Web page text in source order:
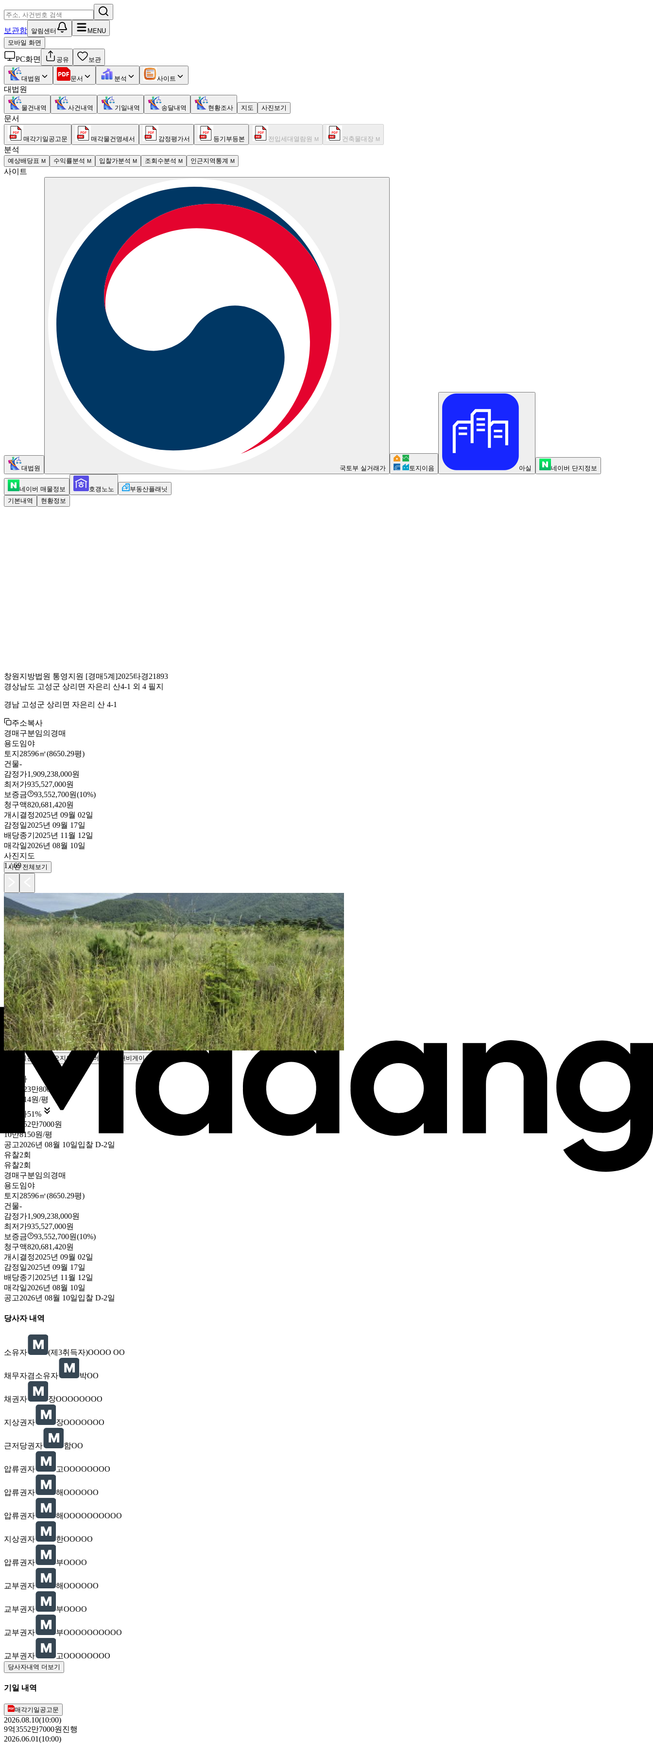
보관함 알림센터
MENU
모바일 화면
PC화면 공유 보관
대법원 문서 분석 사이트
대법원
물건내역 사건내역 기일내역 송달내역 현황조사 지도 사진보기
문서
매각기일공고문 매각물건명세서 감정평가서 등기부등본 전입세대열람원 M 건축물대장 M
분석
예상배당표 M 수익률분석 M 입찰가분석 M 조회수분석 M 인근지역통계 M
사이트
대법원 국토부 실거래가 토지이음 아실 네이버 단지정보
네이버 매물정보 호갱노노
부동산플래닛
기본내역
현황정보
창원지방법원 통영지원 [경매5계]2025타경21893
경상남도 고성군 상리면 자은리 산4-1 외 4 필지
경남 고성군 상리면 자은리 산 4-1
주소복사
경매구분임의경매
용도임야
토지 28596㎡(8650.29평)
건물-
감정가1,909,238,000원
최저가935,527,000원
보증금
93,552,700원(10%)
청구액820,681,420원
개시결정2025년 09월 02일
감정일2025년 09월 17일
배당종기 2025년 11월 12일
매각일2026년 08월 10일
사진지도
1 /69
사진 전체보기
주변물건 카카오지도 네이버지도 내비게이션
감정가
19억923만8000원
22만714원/평
최저가51% 
9억3552만7000원
10만8150원/평
공고2026년 08월 10일입찰 D-2일
유찰2회
유찰2회
경매구분임의경매
용도임야
토지 28596㎡(8650.29평)
건물-
감정가1,909,238,000원
최저가935,527,000원
보증금
93,552,700원(10%)
청구액820,681,420원
개시결정2025년 09월 02일
감정일2025년 09월 17일
배당종기 2025년 11월 12일
매각일2026년 08월 10일
공고2026년 08월 10일입찰 D-2일
당사자 내역
소유자 (제3취득자)OOOO OO
채무자겸소유자 박OO
채권자 장OOOOOOOO
지상권자 장OOOOOOO
근저당권자 함OO
압류권자 고OOOOOOOO
압류권자 해OOOOOO
압류권자 해OOOOOOOOOO
지상권자 한OOOOO
압류권자 부OOOO
교부권자 해OOOOOO
교부권자 부OOOO
교부권자 부OOOOOOOOOO
교부권자 고OOOOOOOO
당사자내역 더보기
기일 내역
매각기일공고문
2026.08.10(10:00)
9억3552만7000원 진행
2026.06.01(10:00)